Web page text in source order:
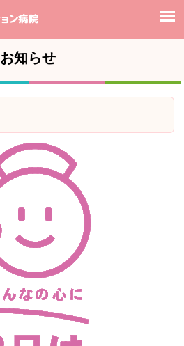
お知らせ